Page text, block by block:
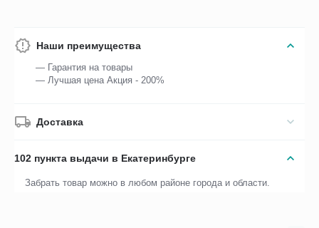
Наши преимущества
— Гарантия на товары
— Лучшая цена Акция - 200%
Доставка
102 пункта выдачи в Екатеринбурге
Забрать товар можно в любом районе города и области.